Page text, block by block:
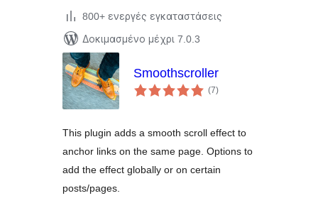
800+ ενεργές εγκαταστάσεις
Δοκιμασμένο μέχρι 7.0.3
Smoothscroller
(7αξιολογήσεις
σύνολο
)
This plugin adds a smooth scroll effect to
anchor links on the same page. Options to
add the effect globally or on certain
posts/pages.